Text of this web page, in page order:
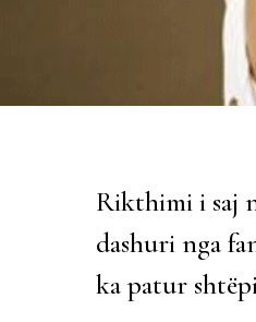
Rikthimi i saj
dashuri nga
ka patur